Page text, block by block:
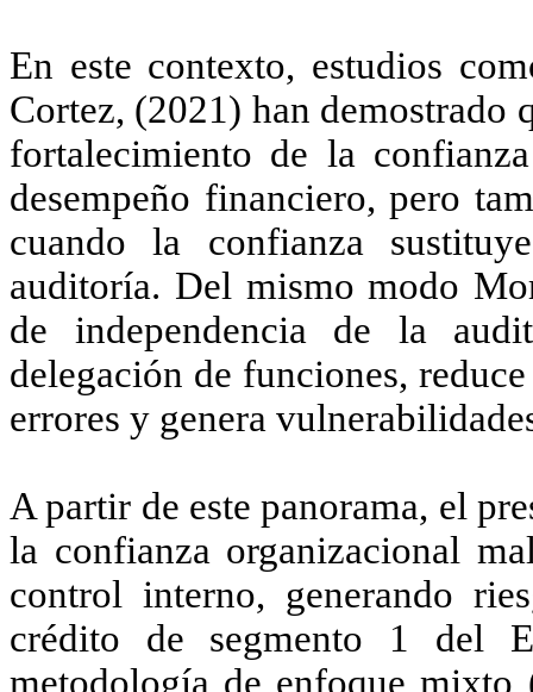
En este contexto, estudios
Cortez, (2021) han demostrado
fortalecimiento de la
desempeño financiero, pero
cuando la confianza
auditoría. Del mismo modo
de independencia de la
delegación de funciones,
errores y genera
A partir de este panorama, el
la confianza organizacional
control interno, generando
crédito de segmento 1 del
metodología de enfoque